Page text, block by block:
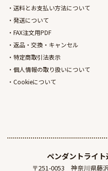
送料とお支払い方法について
発送について
FAX注文用PDF
返品・交換・キャンセル
特定商取引法表示
個人情報の取り扱いについて
Cookieについて
ペンダントライ
〒251-0053 神奈川県藤